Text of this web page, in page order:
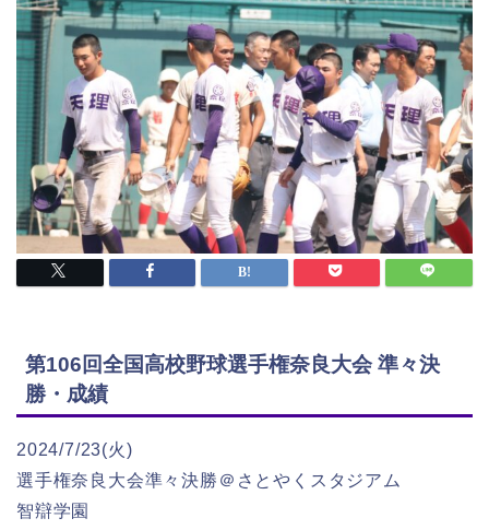
第106回全国高校野球選手権奈良大会 準々決
勝・成績
2024/7/23(火)
選手権奈良大会準々決勝＠さとやくスタジアム
智辯学園